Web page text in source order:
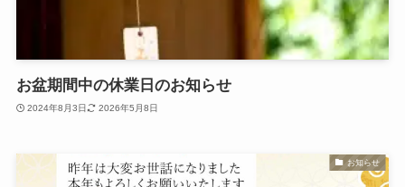
お盆期間中の休業日のお知らせ
2024年8月3日 2026年5月8日
お知らせ